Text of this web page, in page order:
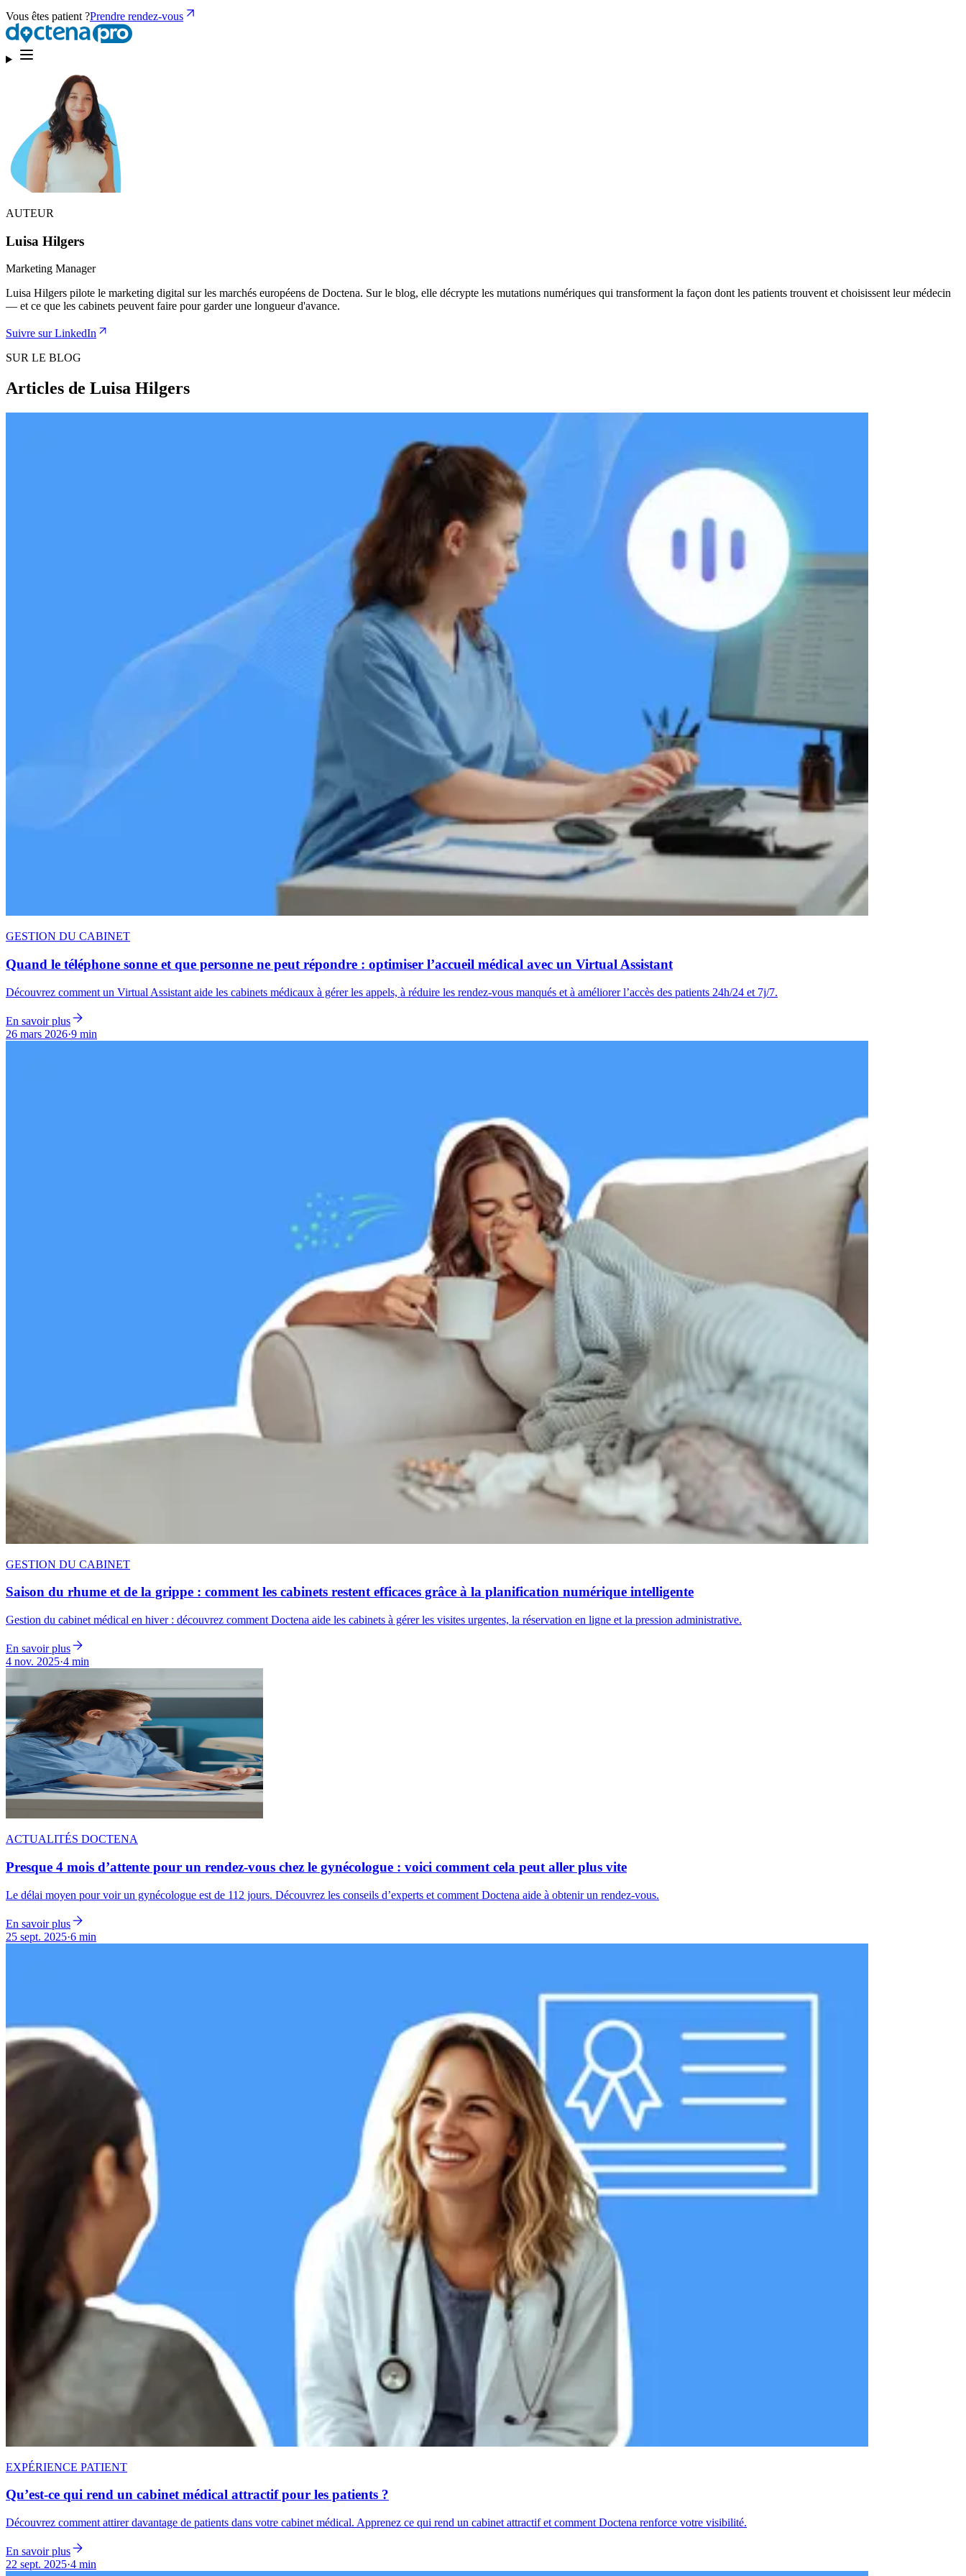
Vous êtes patient ?Prendre rendez-vous
AUTEUR
Luisa Hilgers
Marketing Manager
Luisa Hilgers pilote le marketing digital sur les marchés européens de Doctena. Sur le blog, elle décrypte les mutations numériques qui transforment la façon dont les patients trouvent et choisissent leur médecin
— et ce que les cabinets peuvent faire pour garder une longueur d'avance.
Suivre sur LinkedIn
SUR LE BLOG
Articles de Luisa Hilgers
GESTION DU CABINET
Quand le téléphone sonne et que personne ne peut répondre : optimiser l’accueil médical avec un Virtual Assistant
Découvrez comment un Virtual Assistant aide les cabinets médicaux à gérer les appels, à réduire les rendez-vous manqués et à améliorer l’accès des patients 24h/24 et 7j/7.
En savoir plus
26 mars 2026·9 min
GESTION DU CABINET
Saison du rhume et de la grippe : comment les cabinets restent efficaces grâce à la planification numérique intelligente
Gestion du cabinet médical en hiver : découvrez comment Doctena aide les cabinets à gérer les visites urgentes, la réservation en ligne et la pression administrative.
En savoir plus
4 nov. 2025·4 min
ACTUALITÉS DOCTENA
Presque 4 mois d’attente pour un rendez-vous chez le gynécologue : voici comment cela peut aller plus vite
Le délai moyen pour voir un gynécologue est de 112 jours. Découvrez les conseils d’experts et comment Doctena aide à obtenir un rendez-vous.
En savoir plus
25 sept. 2025·6 min
EXPÉRIENCE PATIENT
Qu’est-ce qui rend un cabinet médical attractif pour les patients ?
Découvrez comment attirer davantage de patients dans votre cabinet médical. Apprenez ce qui rend un cabinet attractif et comment Doctena renforce votre visibilité.
En savoir plus
22 sept. 2025·4 min